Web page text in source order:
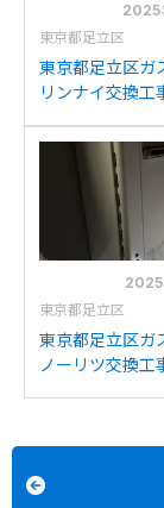
2025
東京都足立区
東京都足立区ガ
リンナイ交換工
1601DSA-Tか
RUF-
L(A)80への交換
2025
東京都足立区
東京都足立区ガ
ノーリツ交換工